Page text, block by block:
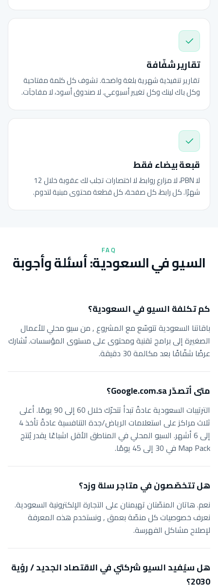
تقارير شفّافة
تقارير تنفيذية شهرية بلغة واضحة. تشوف كل كلمة مفتاحية
وكل باك لينك وكل تغيير أسبوعي. لا صندوق أسود، لا مفاجآت.
قبعة بيضاء فقط
لا PBN، لا مزارع روابط، لا اختصارات تجلب لك عقوبة خلال 12
شهرًا. كل رابط، كل صفحة، كل قطعة محتوى مبنية لتدوم.
FAQ
السيو في السعودية: أسئلة وأجوبة
كم تكلفة السيو في السعودية؟
باقاتنا السعودية تتوسّع مع المشروع , من سيو محلي للأعمال
الصغيرة إلى برامج تقنية ومحتوى على مستوى المؤسسات. نُشارك
عرضًا شفّافًا بعد مكالمة 30 دقيقة.
متى أتصدّر Google.com.sa؟
الترتيبات السعودية عادةً تبدأ تتحرّك خلال 60 إلى 90 يومًا. أعلى
ثلاث مراكز على استعلامات الرياض/جدة التنافسية عادةً تأخذ 4
إلى 6 أشهر. السيو المحلي في المناطق الأقل اشباعًا يقدر يُنتج
Map Pack في 30 إلى 45 يومًا.
هل تتخصّصون في متاجر سلة وزد؟
نعم. هاتان المنصّتان تهيمنان على التجارة الإلكترونية السعودية.
نعرف خصوصيات كل منصّة بعمق , ونستخدم هذه المعرفة
لإصلاح مشاكل الفهرسة.
هل سيُفيد السيو شركتي في الاقتصاد الجديد / رؤية
2030؟